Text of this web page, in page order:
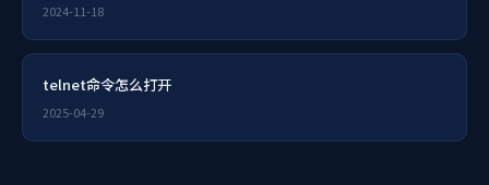
2024-11-18
telnet命令怎么打开
2025-04-29